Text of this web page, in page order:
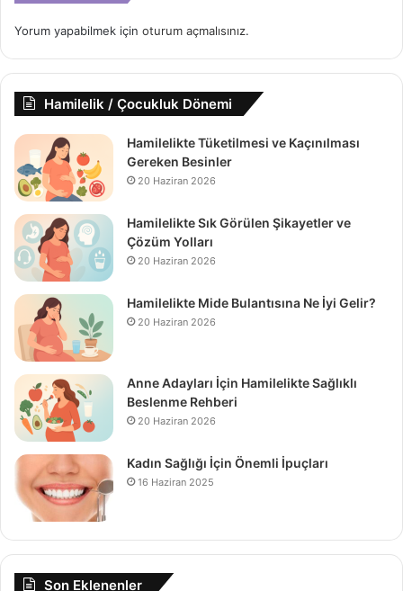
Yorum yapabilmek için oturum açmalısınız.
Hamilelik / Çocukluk Dönemi
Hamilelikte Tüketilmesi ve Kaçınılması
Gereken Besinler
20 Haziran 2026
Hamilelikte Sık Görülen Şikayetler ve
Çözüm Yolları
20 Haziran 2026
Hamilelikte Mide Bulantısına Ne İyi Gelir?
20 Haziran 2026
Anne Adayları İçin Hamilelikte Sağlıklı
Beslenme Rehberi
20 Haziran 2026
Kadın Sağlığı İçin Önemli İpuçları
16 Haziran 2025
Son Eklenenler